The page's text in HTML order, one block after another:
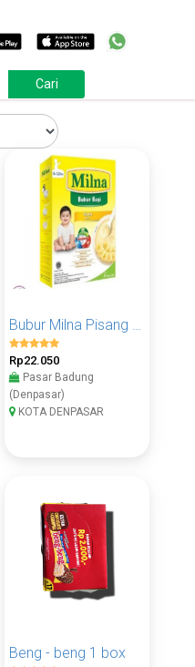
Bubur Milna Pisang Stroberi 120 Gram 1 Pcs
Rp22.050
Pasar Badung
(Denpasar)
KOTA DENPASAR
Beng - beng 1 box